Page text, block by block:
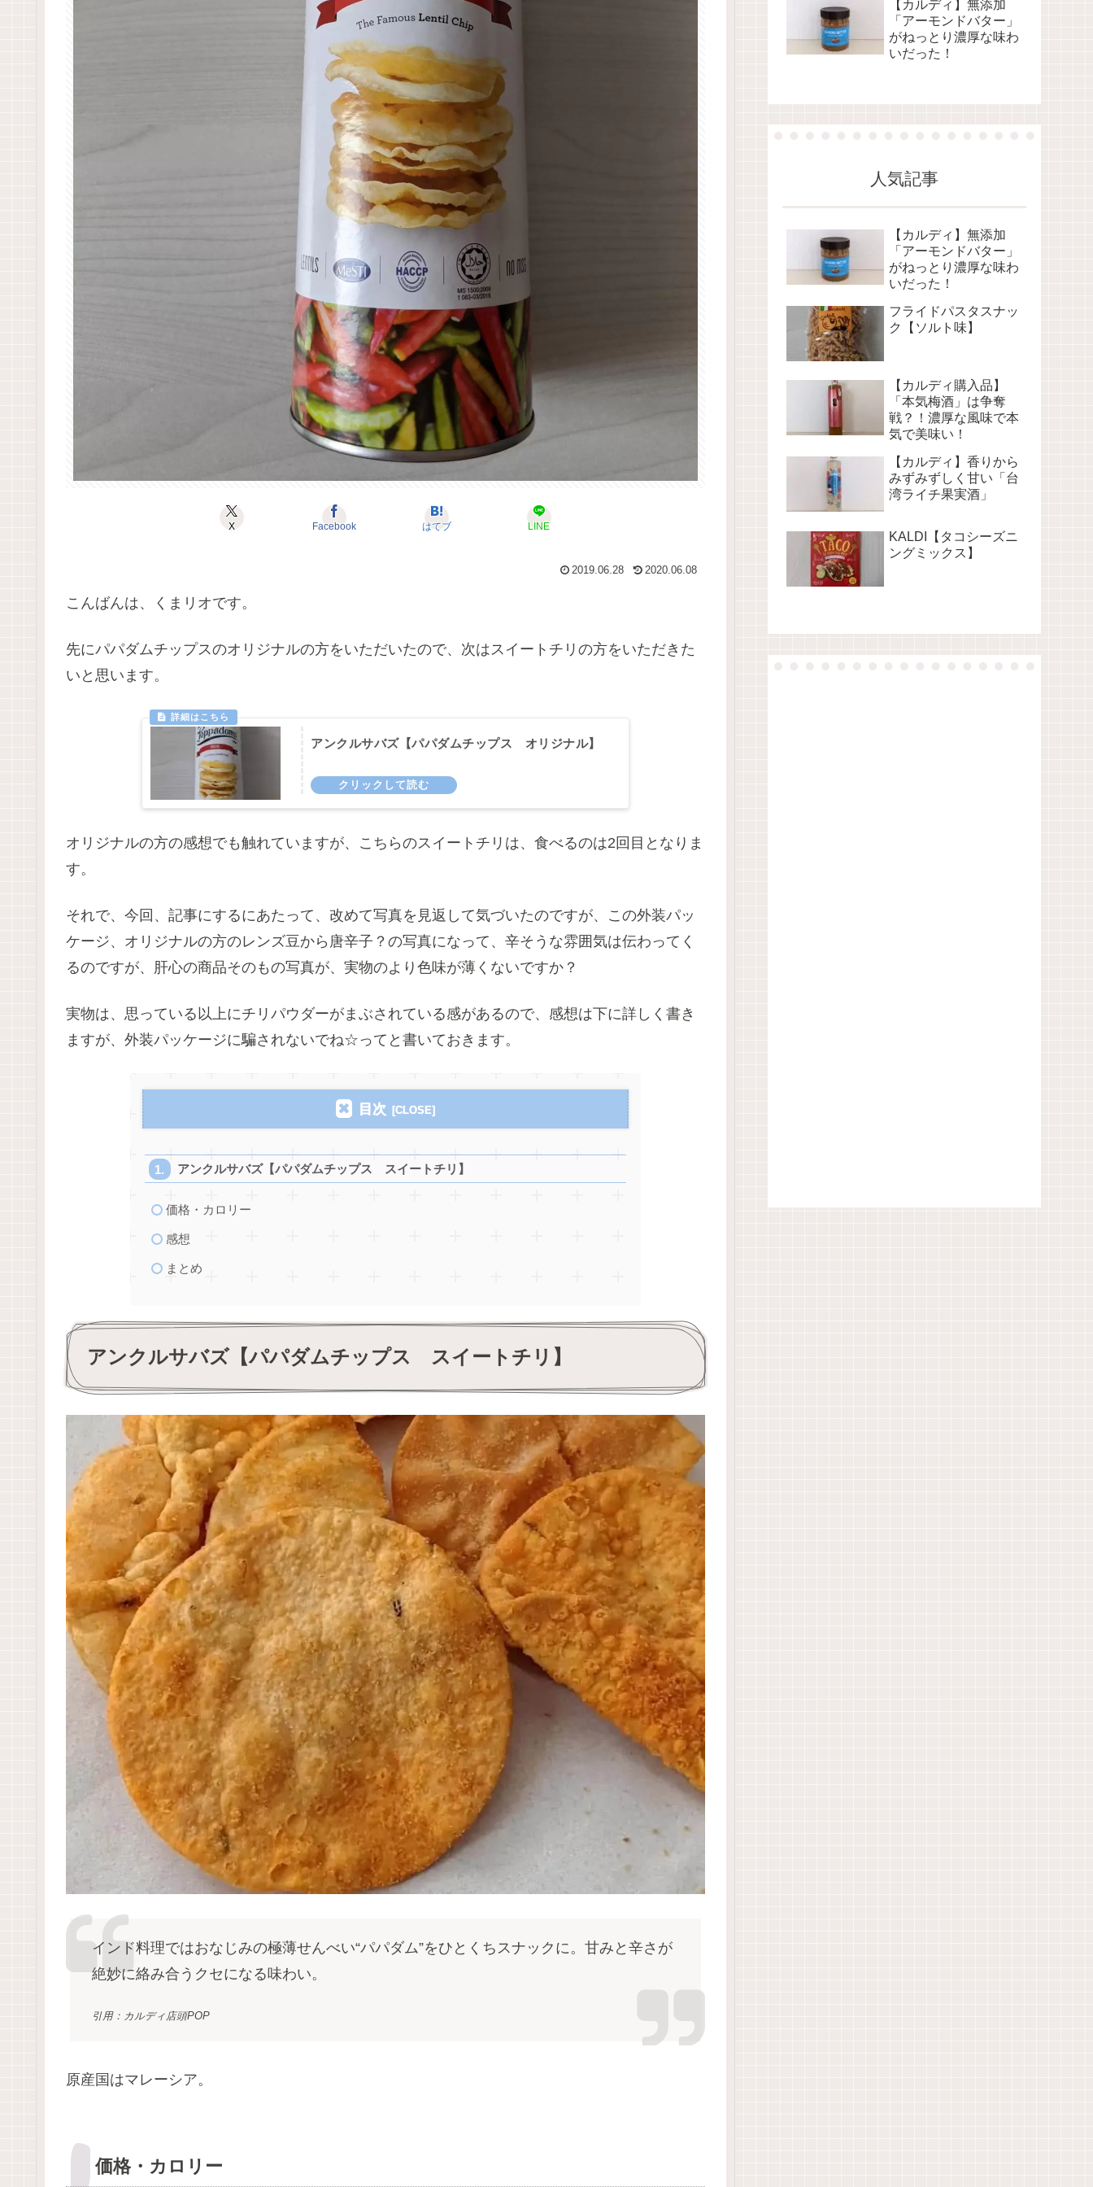
X Facebook はてブ LINE
2019.06.28 2020.06.08
こんばんは、くまリオです。
先にパパダムチップスのオリジナルの方をいただいたので、次はスイートチリの方をいただきた
いと思います。
アンクルサバズ【パパダムチップス オリジナル】
オリジナルの方の感想でも触れていますが、こちらのスイートチリは、食べるのは2回目となりま
す。
それで、今回、記事にするにあたって、改めて写真を見返して気づいたのですが、この外装パッ
ケージ、オリジナルの方のレンズ豆から唐辛子？の写真になって、辛そうな雰囲気は伝わってく
るのですが、肝心の商品そのもの写真が、実物のより色味が薄くないですか？
実物は、思っている以上にチリパウダーがまぶされている感があるので、感想は下に詳しく書き
ますが、外装パッケージに騙されないでね☆ってと書いておきます。
目次
アンクルサバズ【パパダムチップス スイートチリ】
価格・カロリー
感想
まとめ
アンクルサバズ【パパダムチップス スイートチリ】
インド料理ではおなじみの極薄せんべい“パパダム”をひとくちスナックに。甘みと辛さが
絶妙に絡み合うクセになる味わい。
引用：カルディ店頭POP
原産国はマレーシア。
価格・カロリー
【カルディ】無添加
「アーモンドバター」
がねっとり濃厚な味わ
いだった！
人気記事
【カルディ】無添加
「アーモンドバター」
がねっとり濃厚な味わ
いだった！
フライドパスタスナッ
ク【ソルト味】
【カルディ購入品】
「本気梅酒」は争奪
戦？！濃厚な風味で本
気で美味い！
【カルディ】香りから
みずみずしく甘い「台
湾ライチ果実酒」
KALDI【タコシーズニ
ングミックス】